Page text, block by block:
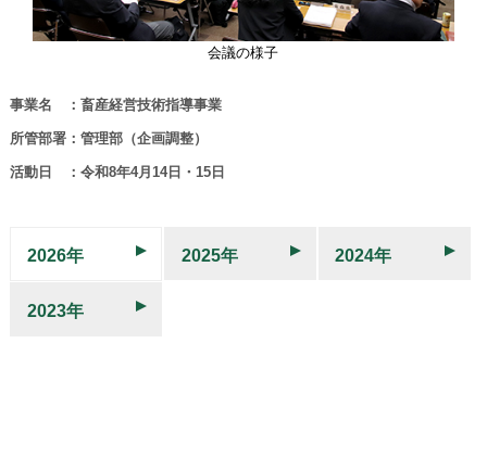
会議の様子
事業名 ：畜産経営技術指導事業
所管部署：管理部（企画調整）
活動日 ：令和8年4月14日・15日
2026年 2025年 2024年
2023年